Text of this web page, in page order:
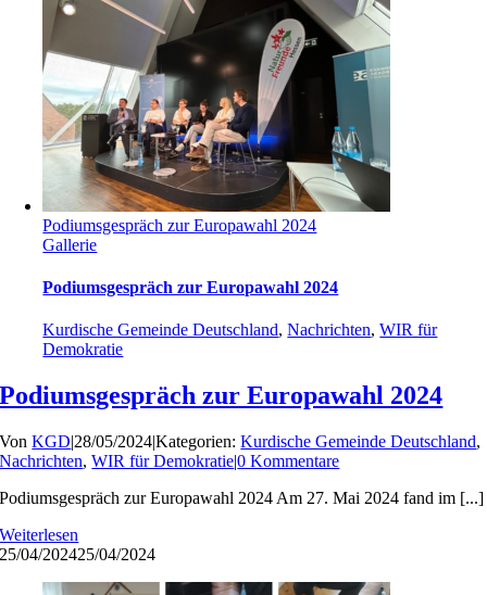
Podiumsgespräch zur Europawahl 2024
Gallerie
Podiumsgespräch zur Europawahl 2024
Kurdische Gemeinde Deutschland,Nachrichten,WIR für
Demokratie
Podiumsgespräch zur Europawahl 2024
VonKGD|28/05/2024|Kategorien:Kurdische Gemeinde Deutschland,
Nachrichten,WIR für Demokratie|0 Kommentare
Podiumsgespräch zur Europawahl 2024 Am 27. Mai 2024 fand im [...]
Weiterlesen
25/04/202425/04/2024